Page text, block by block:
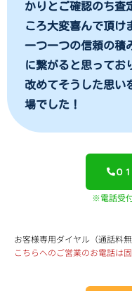
かりとご確認のち査
ころ大変喜んで頂け
一つ一つの信頼の積
に繋がると思ってお
改めてそうした思い
場でした！
０
※電話受
お客様専用ダイヤル（通話料
こちらへのご営業のお電話は